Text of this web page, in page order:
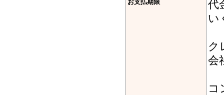
お支払期限
代
い
ク
会
コ